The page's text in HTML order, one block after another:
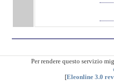
Per rendere questo servizio
[Eleonline 3.0